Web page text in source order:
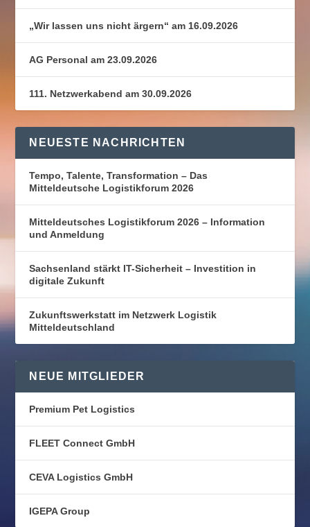
„Wir lassen uns nicht ärgern“ am 16.09.2026
AG Personal am 23.09.2026
111. Netzwerkabend am 30.09.2026
NEUESTE NACHRICHTEN
Tempo, Talente, Transformation – Das
Mitteldeutsche Logistikforum 2026
Mitteldeutsches Logistikforum 2026 – Information
und Anmeldung
Sachsenland stärkt IT-Sicherheit – Investition in
digitale Zukunft
Zukunftswerkstatt im Netzwerk Logistik
Mitteldeutschland
NEUE MITGLIEDER
Premium Pet Logistics
FLEET Connect GmbH
CEVA Logistics GmbH
IGEPA Group